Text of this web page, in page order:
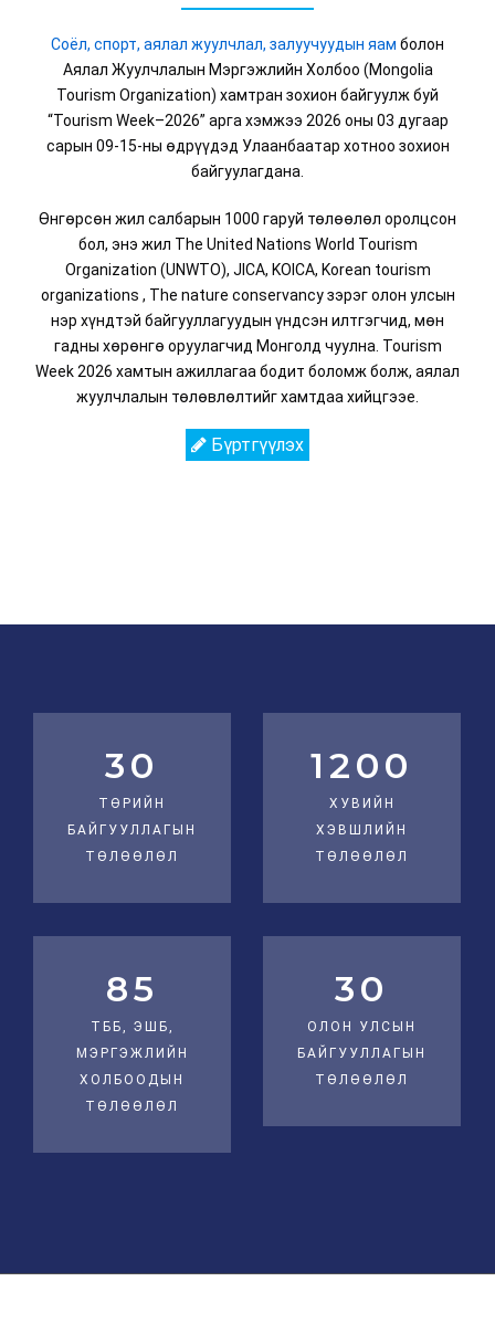
Соёл, спорт, аялал жуулчлал, залуучуудын яам болон
Аялал Жуулчлалын Мэргэжлийн Холбоо (Mongolia
Tourism Organization) хамтран зохион байгуулж буй
“Tourism Week–2026” арга хэмжээ 2026 оны 03 дугаар
сарын 09-15-ны өдрүүдэд Улаанбаатар хотноо зохион
байгуулагдана.
Өнгөрсөн жил салбарын 1000 гаруй төлөөлөл оролцсон
бол, энэ жил The United Nations World Tourism
Organization (UNWTO), JICA, KOICA, Korean tourism
organizations , The nature conservancy зэрэг олон улсын
нэр хүндтэй байгууллагуудын үндсэн илтгэгчид, мөн
гадны хөрөнгө оруулагчид Монголд чуулна. Tourism
Week 2026 хамтын ажиллагаа бодит боломж болж, аялал
жуулчлалын төлөвлөлтийг хамтдаа хийцгээе.
Бүртгүүлэх
30
ТӨРИЙН
БАЙГУУЛЛАГЫН
ТӨЛӨӨЛӨЛ
1200
ХУВИЙН
ХЭВШЛИЙН
ТӨЛӨӨЛӨЛ
85
ТББ, ЭШБ,
МЭРГЭЖЛИЙН
ХОЛБООДЫН
ТӨЛӨӨЛӨЛ
30
ОЛОН УЛСЫН
БАЙГУУЛЛАГЫН
ТӨЛӨӨЛӨЛ